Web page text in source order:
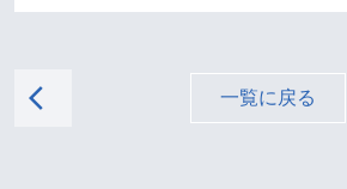
arrow_back_ios 一覧に戻る